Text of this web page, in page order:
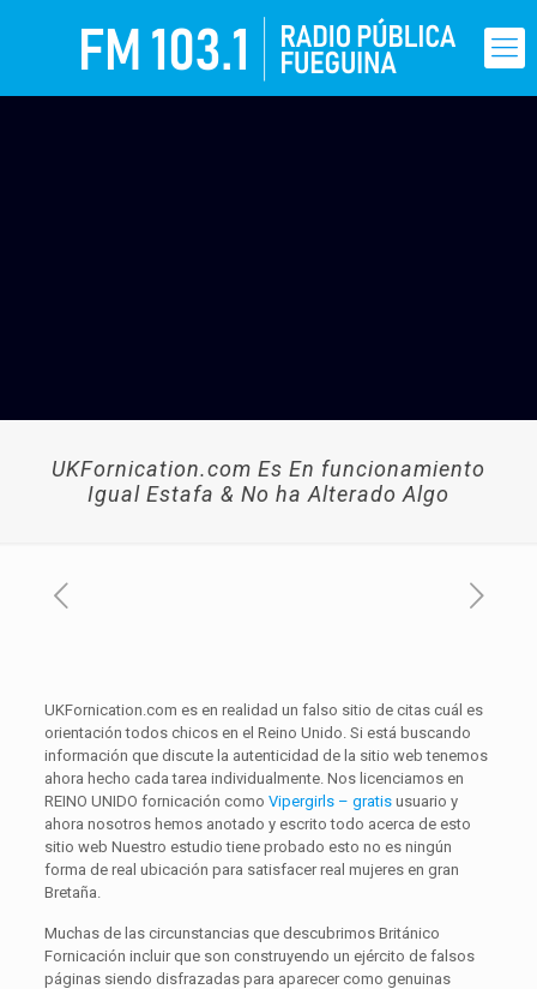
UKFornication.com Es En funcionamiento
Igual Estafa & No ha Alterado Algo
UKFornication.com es en realidad un falso sitio de citas cuál es
orientación todos chicos en el Reino Unido. Si está buscando
información que discute la autenticidad de la sitio web tenemos
ahora hecho cada tarea individualmente. Nos licenciamos en
REINO UNIDO fornicación como Vipergirls – gratisusuario y
ahora nosotros hemos anotado y escrito todo acerca de esto
sitio web Nuestro estudio tiene probado esto no es ningún
forma de real ubicación para satisfacer real mujeres en gran
Bretaña.
Muchas de las circunstancias que descubrimos Británico
Fornicación incluir que son construyendo un ejército de falsos
páginas siendo disfrazadas para aparecer como genuinas